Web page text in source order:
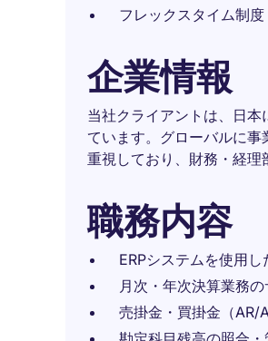
フレックスタイム制
企業情報
当社クライアントは、日
ています。グローバルに
重視しており、財務・経理
職務内容
ERPシステムを使用
月次・年次決算業務の
売掛金・買掛金（AR/